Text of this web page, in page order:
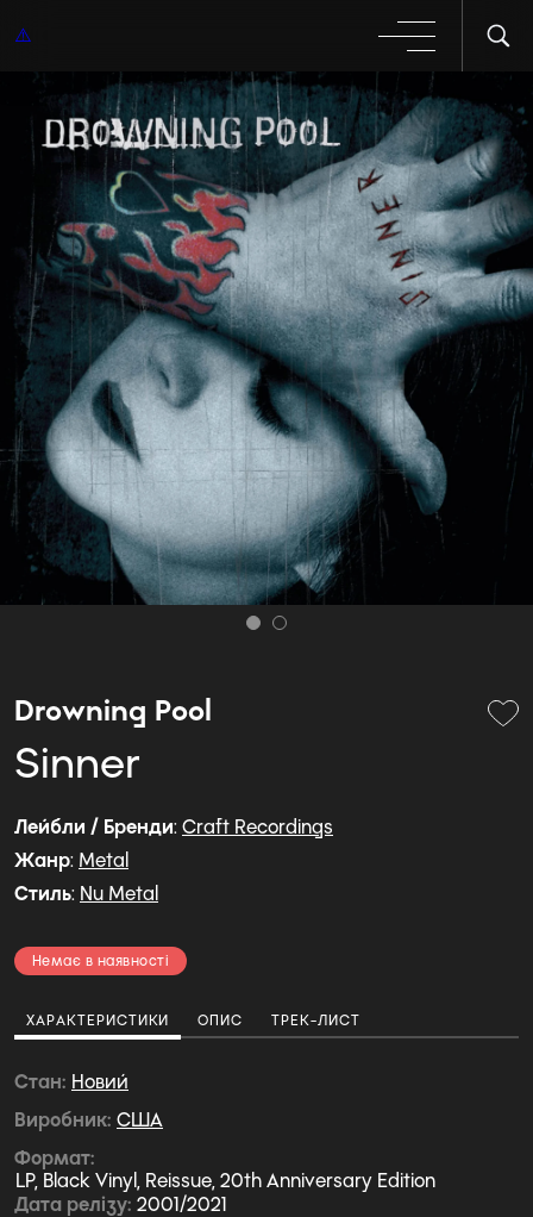
Drowning Pool
Sinner
Лейбли / Бренди: Craft Recordings
Жанр: Metal
Стиль: Nu Metal
Немає в наявності
ХАРАКТЕРИСТИКИ ОПИС ТРЕК-ЛИСТ
Стан Новий
Виробник США
Формат
LP, Black Vinyl, Reissue, 20th Anniversary Edition
Дата релізу 2001/2021